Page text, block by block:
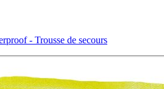
- Trousse de secours